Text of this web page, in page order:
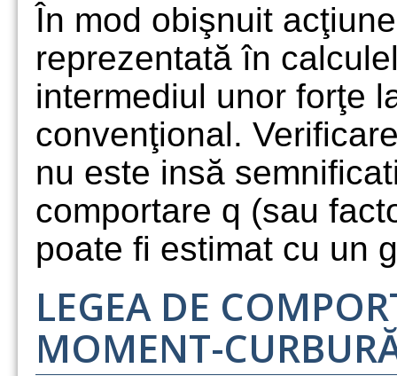
În mod obişnuit
reprezentată în
intermediul unor forţe
convenţional.
nu este insă
comportare q (sau
poate fi estimat cu un
LEGEA DE
MOMENT-